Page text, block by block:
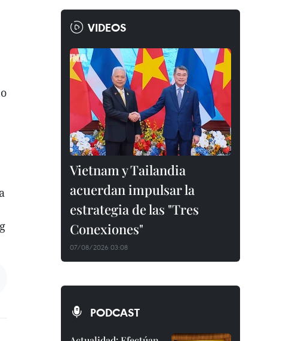
VIDEOS
Vietnam y Tailandia
acuerdan impulsar la
estrategia de las "Tres
Conexiones"
07/08/2026 03:08
PODCAST